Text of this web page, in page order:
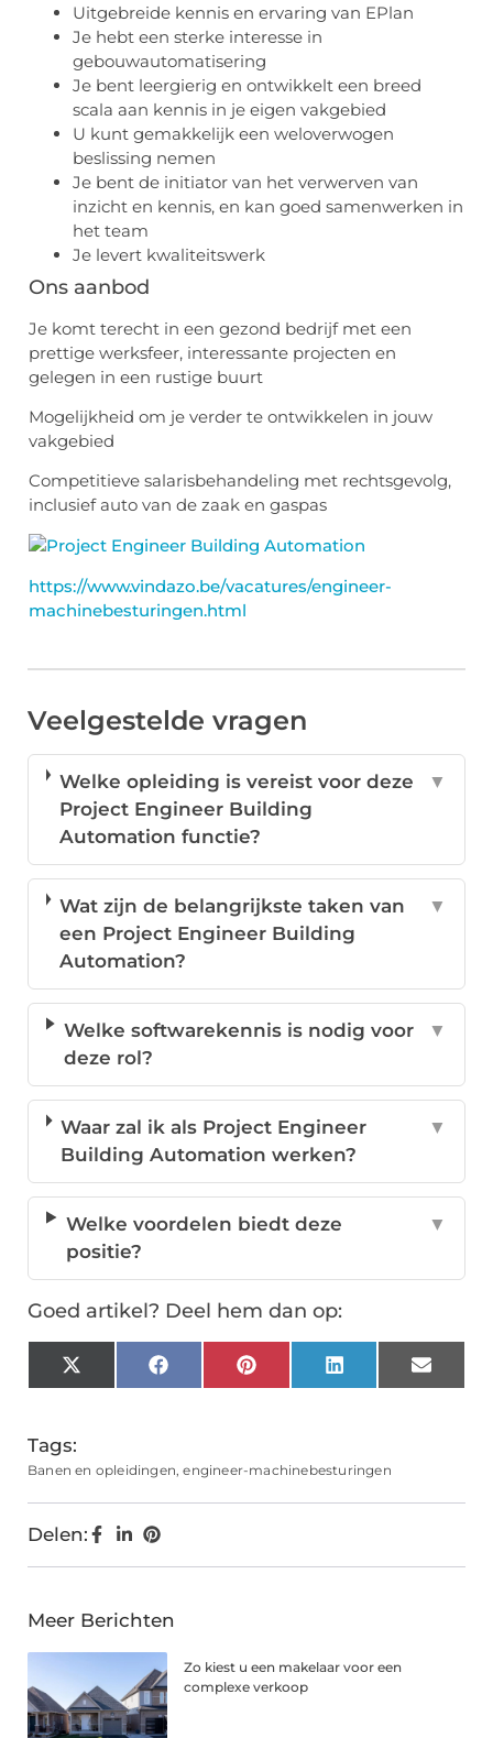
Uitgebreide kennis en ervaring van EPlan
Je hebt een sterke interesse in
gebouwautomatisering
Je bent leergierig en ontwikkelt een breed
scala aan kennis in je eigen vakgebied
U kunt gemakkelijk een weloverwogen
beslissing nemen
Je bent de initiator van het verwerven van
inzicht en kennis, en kan goed samenwerken in
het team
Je levert kwaliteitswerk
Ons aanbod
Je komt terecht in een gezond bedrijf met een
prettige werksfeer, interessante projecten en
gelegen in een rustige buurt
Mogelijkheid om je verder te ontwikkelen in jouw
vakgebied
Competitieve salarisbehandeling met rechtsgevolg,
inclusief auto van de zaak en gaspas
https://www.vindazo.be/vacatures/engineer-
machinebesturingen.html
Veelgestelde vragen
Welke opleiding is vereist voor deze
Project Engineer Building
Automation functie?
▼
Wat zijn de belangrijkste taken van
een Project Engineer Building
Automation?
▼
Welke softwarekennis is nodig voor
deze rol?
▼
Waar zal ik als Project Engineer
Building Automation werken?
▼
Welke voordelen biedt deze
positie?
▼
Goed artikel? Deel hem dan op:
X
(Twitter)
FacebookPinterestLinkedInEmail
Tags:
Banen en opleidingen,engineer-machinebesturingen
Delen:
Meer Berichten
Zo kiest u een makelaar voor een
complexe verkoop